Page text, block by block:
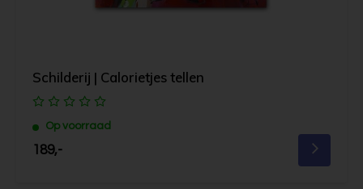
Schilderij | Calorietjes tellen
Op voorraad
189,-